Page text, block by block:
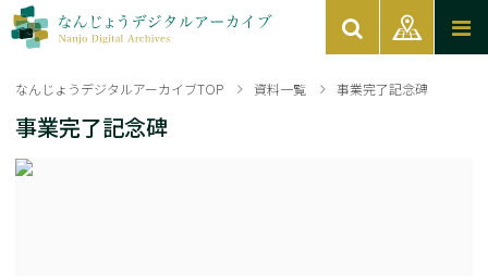
なんじょうデジタルアーカイブTOP 資料一覧 事業完了記念碑
事業完了記念碑